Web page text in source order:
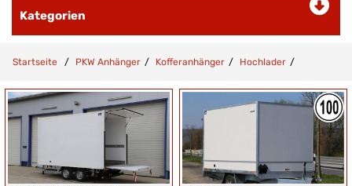
Kategorien
Startseite PKW Anhänger Kofferanhänger Hochlader